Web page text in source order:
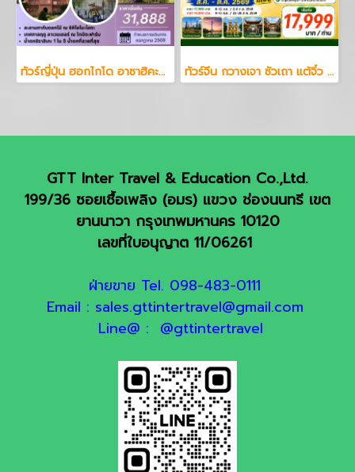
ทัวร์ญี่ปุ่น ฮอกไกโด อาซาฮิคะวะ ลาเวนเดอร์ 5 วัน 3 คืน ทัวร์จีน กวางเจา ซัวเถา แต้จิ๋ว 5 วัน 3 คืน
GTT Inter Travel & Education Co.,Ltd.
199/36 ซอยเชื้อเพลิง (อมร) แขวง ช่องนนทรี เขต
ยานนาวา กรุงเทพมหานคร 10120
เลขที่ใบอนุญาต 11/06261
ฝ่ายขาย Tel. 098-483-0111
Email : sales.gttintertravel@gmail.com
Line@ : @gttintertravel